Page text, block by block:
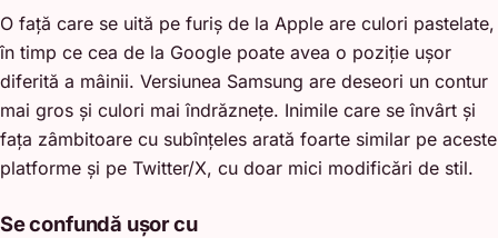
O față care se uită pe furiș de la Apple are culori pastelate,
în timp ce cea de la Google poate avea o poziție ușor
diferită a mâinii. Versiunea Samsung are deseori un contur
mai gros și culori mai îndrăznețe. Inimile care se învârt și
fața zâmbitoare cu subînțeles arată foarte similar pe aceste
platforme și pe Twitter/X, cu doar mici modificări de stil.
Se confundă ușor cu